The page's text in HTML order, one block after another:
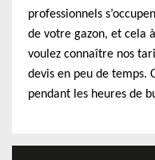
professionnels
de votre gazon, et cela
voulez connaître nos
devis en peu de temps.
pendant les heures de